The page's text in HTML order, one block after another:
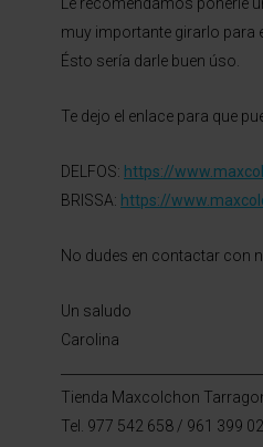
muy importante girarlo para
Ésto sería darle buen úso.
Te dejo el enlace para que
DELFOS: https://
BRISSA: https://
No dudes en contactar con
Un saludo
Carolina
Tienda Maxcolchon
Tel. 977 542 658 / 961 399